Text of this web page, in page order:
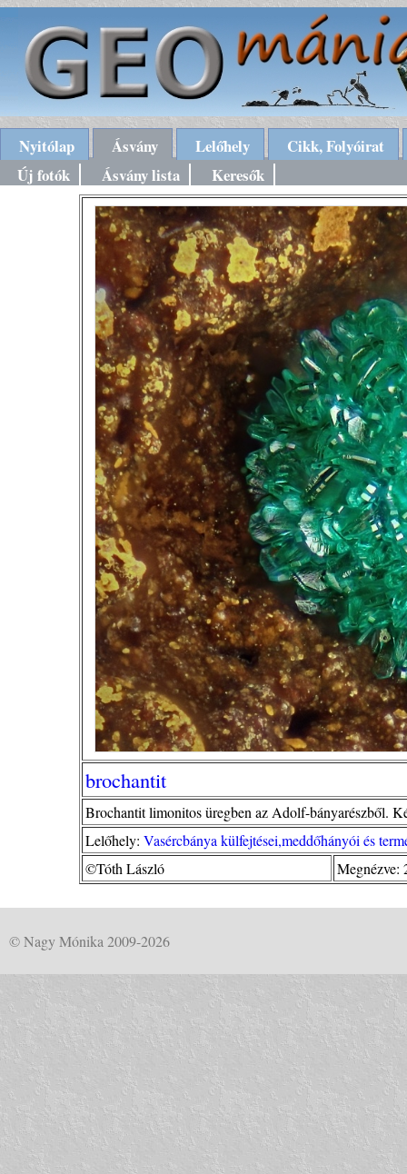
Nyitólap Ásvány Lelőhely
Cikk, Folyóirat
Új fotók
Ásvány lista Keresők
brochantit
Brochantit limonitos üregben az Adolf-bányarészből.
Lelőhely: Vasércbánya külfejtései,meddőhányói és
©Tóth László
Megnézve:
© Nagy Mónika 2009-2026